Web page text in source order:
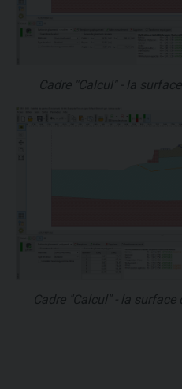
Cadre "Calcul" - la
Cadre "Calcul" - la